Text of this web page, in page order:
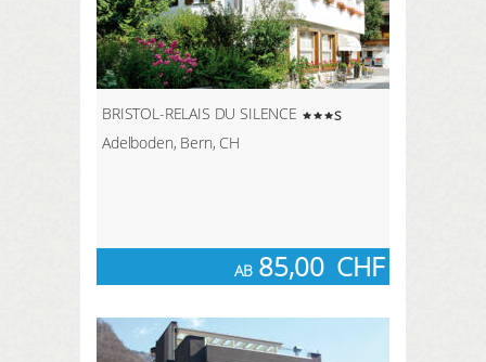
BRISTOL-RELAIS DU SILENCE
s
Adelboden, Bern, CH
AB85,00 CHF